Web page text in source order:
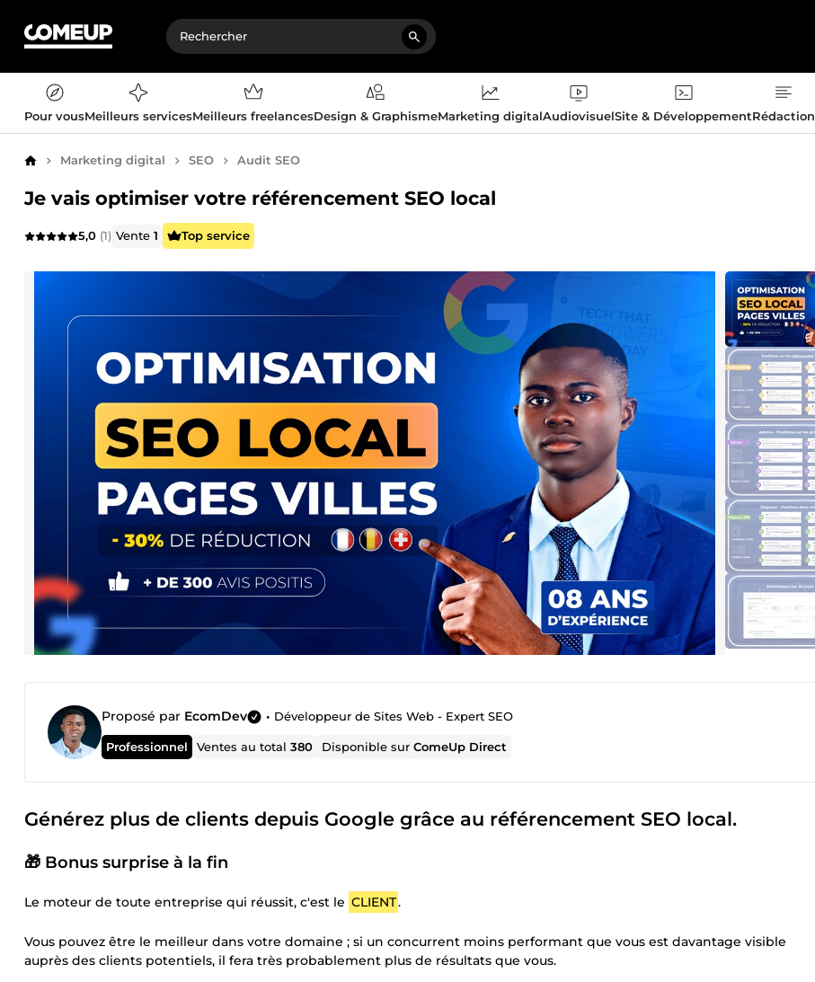
Pour vousMeilleurs servicesMeilleurs freelancesDesign & GraphismeMarketing digitalAudiovisuelSite & DéveloppementRédaction
AccueilMarketing digital SEO Audit SEO
Je vais optimiser votre référencement SEO local
5,0 (1) Vente1 Top service
Proposé par EcomDev • Développeur de Sites Web - Expert SEO
Professionnel Ventes au total380 Disponible surComeUp Direct
Générez plus de clients depuis Google grâce au référencement SEO local.
🎁 Bonus surprise à la fin
Le moteur de toute entreprise qui réussit, c'est le CLIENT.
Vous pouvez être le meilleur dans votre domaine ; si un concurrent moins performant que vous est davantage visible
auprès des clients potentiels, il fera très probablement plus de résultats que vous.